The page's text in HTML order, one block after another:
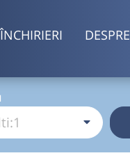
ÎNCHIRIERI DESPRE